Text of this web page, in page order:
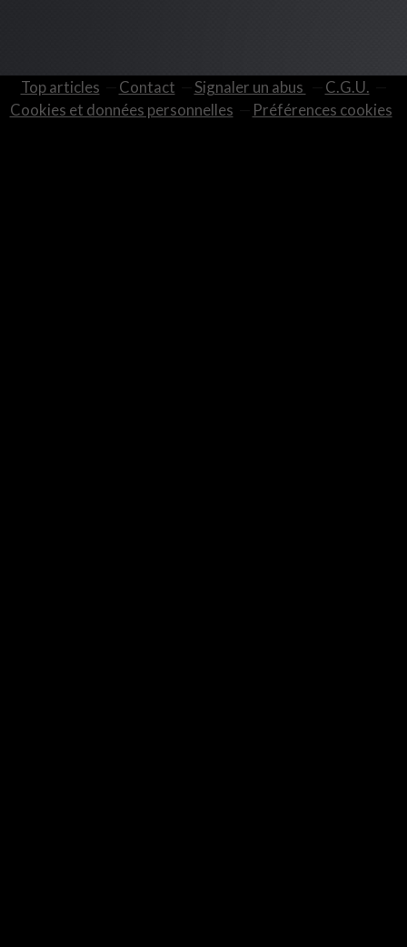
Top articles Contact Signaler un abus
C.G.U.
Cookies et données personnelles
Préférences cookies